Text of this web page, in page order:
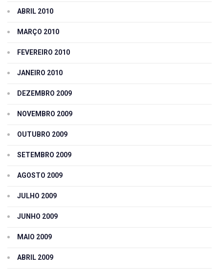
ABRIL 2010
MARÇO 2010
FEVEREIRO 2010
JANEIRO 2010
DEZEMBRO 2009
NOVEMBRO 2009
OUTUBRO 2009
SETEMBRO 2009
AGOSTO 2009
JULHO 2009
JUNHO 2009
MAIO 2009
ABRIL 2009